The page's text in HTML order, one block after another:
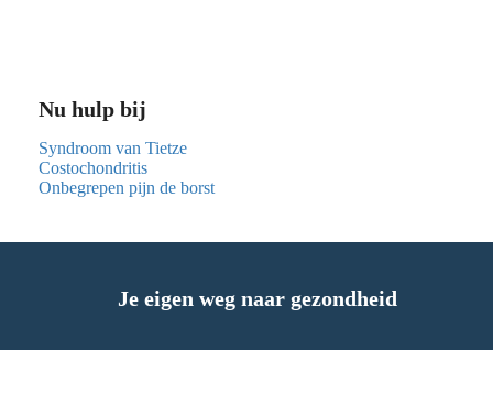
Nu hulp bij
Syndroom van Tietze
Costochondritis
Onbegrepen pijn de borst
Je eigen weg naar gezondheid